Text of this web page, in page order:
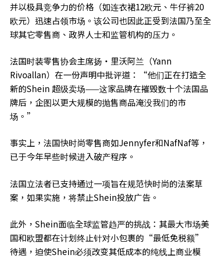
并以极具竞争力的价格（如连衣裙12欧元、牛仔裤20
欧元）迅速占领市场。该公司也因此正受到法国乃至全
球其它零售商、政界人士和监管机构的压力。
法国时装零售协会主席扬‧里沃阿兰（Yann
Rivoallan）在一份声明中批评道：“他们正在打造全
新的Shein 超级卖场——这家品牌在摧毁数十个法国品
牌后，企图以更大规模的抛售商品淹没我们的市
场。”
事实上，法国快时尚零售商如Jennyfer和NafNaf等，
已于今年早些时候进入破产程序。
法国立法者已支持通过一项旨在规范快时尚的法案草
案，如果实施，将禁止Shein投放广告。
此外，Shein面临全球监管趋严的挑战：其最大市场美
国和欧盟都在计划终止针对小包裹的“最低免税额”
待遇，迫使Shein必须改变其低成本的纯线上商业模